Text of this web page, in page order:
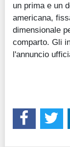
un prima e un
americana,
dimensionale
comparto. Gli
l'annuncio